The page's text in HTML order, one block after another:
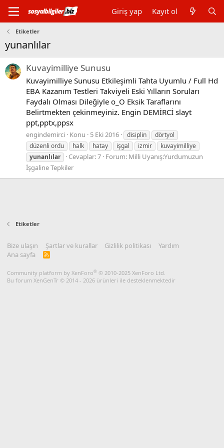
Giriş yap Kayıt ol
Etiketler
yunanlılar
Kuvayimilliye Sunusu
Kuvayimilliye Sunusu Etkileşimli Tahta Uyumlu / Full Hd
EBA Kazanım Testleri Takviyeli Eski Yılların Soruları
Faydalı Olması Dileğiyle o_O Eksik Taraflarını
Belirtmekten çekinmeyiniz. Engin DEMİRCİ slayt
ppt,pptx,ppsx
engindemirci Konu 5 Eki 2016 disiplin
dörtyol
düzenli ordu
halk hatay işgal izmir
kuvayimilliye
yunanlılar
Cevaplar: 7 Forum: Milli Uyanış:Yurdumuzun
İşgaline Tepkiler
Etiketler
Bize ulaşın Şartlar ve kurallar Gizlilik politikası
Yardım
Ana sayfa
R
Community platform by XenForo® © 2010-2025 XenForo Ltd.
Bu forum XenGenTr © 2014 - 2026 ürünleri ile desteklenmektedir